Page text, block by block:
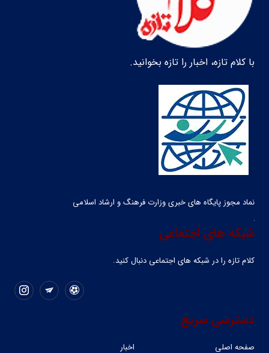
با کلام تازه، اخبار را تازه بخوانید.
نماد مجوز پایگاه های خبری وزارت فرهنگ و ارشاد اسلامی
شبکه های اجتماعی
کلام تازه را در شبکه ‌های اجتماعی دنبال کنید.
دسترسی سریع
صفحه اصلی اخبار